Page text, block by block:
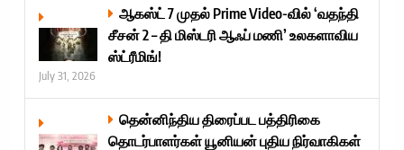
ஆகஸ்ட் 7 முதல் Prime Video-வில் ‘வதந்தி
சீசன் 2 – தி மிஸ்டரி ஆஃப் மணி’ உலகளாவிய
ஸ்ட்ரீமிங்!
July 31, 2026
தென்னிந்திய திரைப்பட பத்திரிகை
தொடர்பாளர்கள் யூனியன் புதிய நிர்வாகிகள்